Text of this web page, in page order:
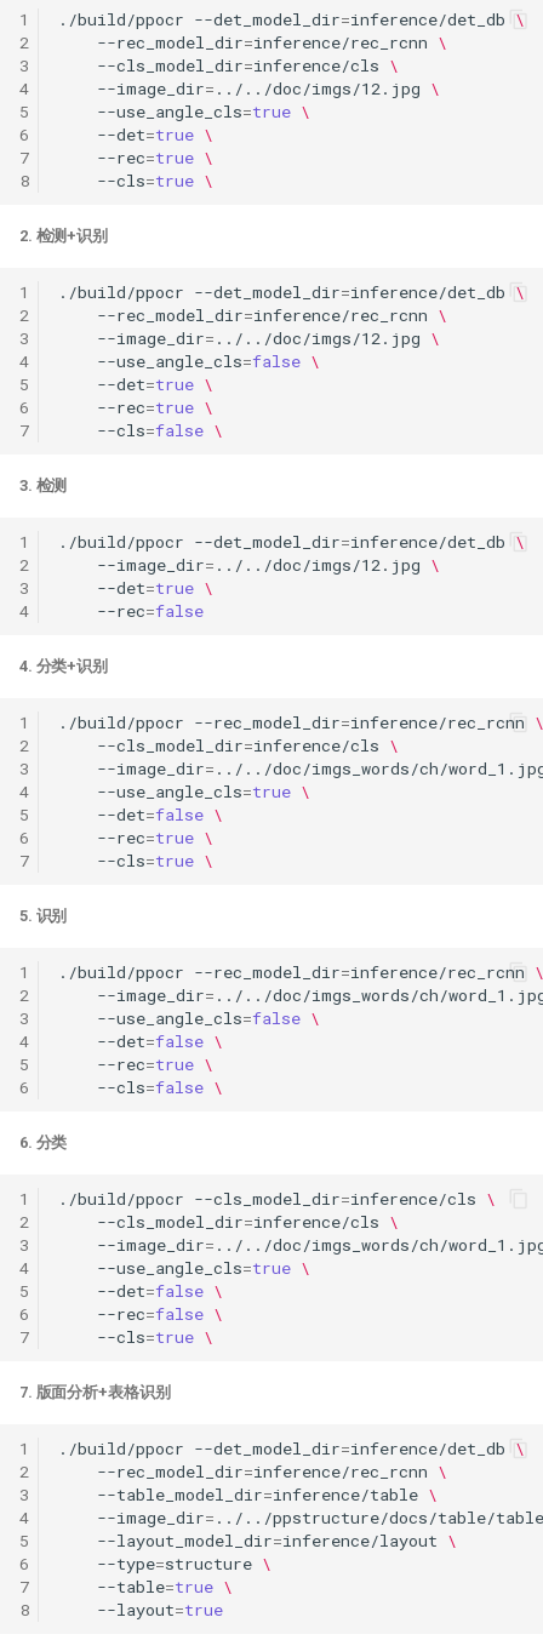
1
2
3
4
5
6
7
8
./build/ppocr --det_model_dir=inference/det_db \
--rec_model_dir=inference/rec_rcnn \
--cls_model_dir=inference/cls \
--image_dir= ../../doc/imgs/12.jpg \
--use_angle_cls=true \
--det=true \
--rec=true \
--cls=true \
2. 检测+识别
1
2
3
4
5
6
7
./build/ppocr --det_model_dir=inference/det_db \
--rec_model_dir=inference/rec_rcnn \
--image_dir= ../../doc/imgs/12.jpg \
--use_angle_cls=false \
--det=true \
--rec=true \
--cls=false \
3. 检测
1
2
3
4
./build/ppocr --det_model_dir=inference/det_db \
--image_dir= ../../doc/imgs/12.jpg \
--det=true \
--rec=false
4. 分类+识别
1
2
3
4
5
6
7
./build/ppocr --rec_model_dir=inference/rec_rcnn \
--cls_model_dir=inference/cls \
--image_dir= ../../doc/imgs_words/ch/
--use_angle_cls=true \
--det=false \
--rec=true \
--cls=true \
5. 识别
1
2
3
4
5
6
./build/ppocr --rec_model_dir=inference/rec_rcnn \
--image_dir= ../../doc/imgs_words/ch/
--use_angle_cls=false \
--det=false \
--rec=true \
--cls=false \
6. 分类
1
2
3
4
5
6
7
./build/ppocr --cls_model_dir=inference/cls \
--cls_model_dir=inference/cls \
--image_dir= ../../doc/imgs_words/ch/
--use_angle_cls=true \
--det=false \
--rec=false \
--cls=true \
7. 版面分析+表格识别
1
2
3
4
5
6
7
8
./build/ppocr --det_model_dir=inference/det_db \
--rec_model_dir=inference/rec_rcnn \
--table_model_dir=inference/table \
--image_dir= ../../ppstructure/docs/table/
--layout_model_dir=inference/layout \
--type=structure \
--table=true \
--layout=true